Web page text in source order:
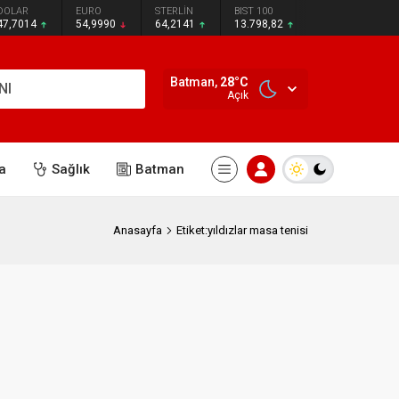
EURO
54,9990
STERLİN
64,2141
BIST 100
13.798,82
Batman, 28°C
Açık
Sağlık Batman
Anasayfa Etiket:yıldızlar masa tenisi